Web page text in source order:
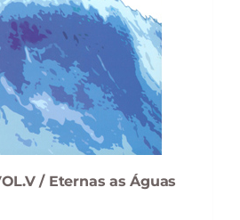
/ Eternas as Águas